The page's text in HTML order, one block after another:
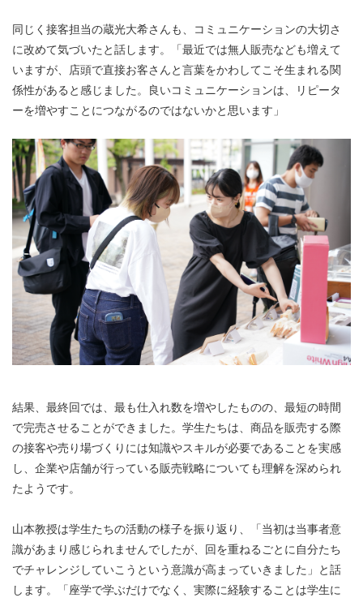
同じく接客担当の蔵光大希さんも、コミュニケーションの大切さ
に改めて気づいたと話します。「最近では無人販売なども増えて
いますが、店頭で直接お客さんと言葉をかわしてこそ生まれる関
係性があると感じました。良いコミュニケーションは、リピータ
ーを増やすことにつながるのではないかと思います」
結果、最終回では、最も仕入れ数を増やしたものの、最短の時間
で完売させることができました。学生たちは、商品を販売する際
の接客や売り場づくりには知識やスキルが必要であることを実感
し、企業や店舗が行っている販売戦略についても理解を深められ
たようです。
山本教授は学生たちの活動の様子を振り返り、「当初は当事者意
識があまり感じられませんでしたが、回を重ねるごとに自分たち
でチャレンジしていこうという意識が高まっていきました」と話
します。「座学で学ぶだけでなく、実際に経験することは学生に